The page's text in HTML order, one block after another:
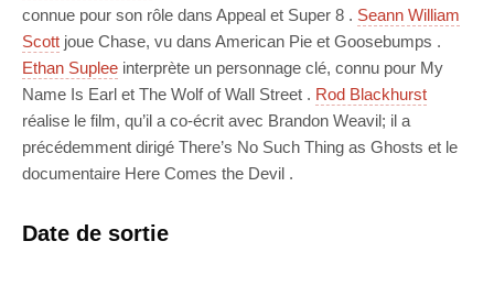
connue pour son rôle dans Appeal et Super 8 . Seann William
Scott joue Chase, vu dans American Pie et Goosebumps .
Ethan Suplee interprète un personnage clé, connu pour My
Name Is Earl et The Wolf of Wall Street . Rod Blackhurst
réalise le film, qu’il a co-écrit avec Brandon Weavil; il a
précédemment dirigé There’s No Such Thing as Ghosts et le
documentaire Here Comes the Devil .
Date de sortie